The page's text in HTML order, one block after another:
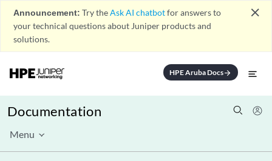
Announcement: Try theAsk AI chatbotfor answers to
your technical questions about Juniper products and
solutions.
close
HPE Aruba Docsarrow_forward
Documentation
Menu